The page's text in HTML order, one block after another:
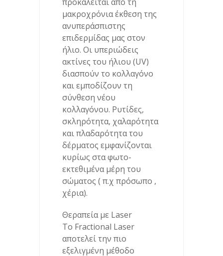
μακροχρόνια έκθεση της
ανυπεράσπιστης
επιδερμίδας μας στον
ήλιο. Οι υπεριώδεις
ακτίνες του ήλιου (UV)
διασπούν το κολλαγόνο
και εμποδίζουν τη
σύνθεση νέου
κολλαγόνου. Ρυτίδες,
σκληρότητα, χαλαρότητα
και πλαδαρότητα του
δέρματος εμφανίζονται
κυρίως στα φωτο-
εκτεθιμένα μέρη του
σώματος ( π.χ πρόσωπο ,
χέρια).
Θεραπεία με Laser
Το Fractional Laser
αποτελεί την πιο
εξελιγμένη μέθοδο